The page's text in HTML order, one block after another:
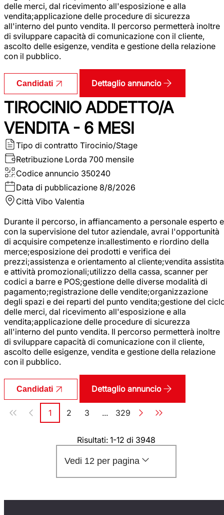
delle merci, dal ricevimento all'esposizione e alla
vendita;applicazione delle procedure di sicurezza
all'interno del punto vendita. Il percorso permetterà inoltre
di sviluppare capacità di comunicazione con il cliente,
ascolto delle esigenze, vendita e gestione della relazione
con il pubblico.
Candidati Dettaglio annuncio
TIROCINIO ADDETTO/A
VENDITA - 6 MESI
Tipo di contratto Tirocinio/Stage
Retribuzione Lorda 700 mensile
Codice annuncio 350240
Data di pubblicazione 8/8/2026
Città Vibo Valentia
Durante il percorso, in affiancamento a personale esperto e
con la supervisione del tutor aziendale, avrai l'opportunità
di acquisire competenze in:allestimento e riordino della
merce;esposizione dei prodotti e verifica dei
prezzi;assistenza e orientamento al cliente;vendita assistita
e attività promozionali;utilizzo della cassa, scanner per
codici a barre e POS;gestione delle diverse modalità di
pagamento;registrazione delle vendite;organizzazione
degli spazi e dei reparti del punto vendita;gestione del
delle merci, dal ricevimento all'esposizione e alla
vendita;applicazione delle procedure di sicurezza
all'interno del punto vendita. Il percorso permetterà inoltre
di sviluppare capacità di comunicazione con il cliente,
ascolto delle esigenze, vendita e gestione della relazione
con il pubblico.
Candidati Dettaglio annuncio
Paginazione
Pagina
1 Pagina
2 Pagina
3 ... Pagina
329
Risultati: 1-12 di 3948
Vedi 12 per pagina